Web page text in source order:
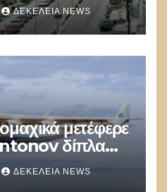
σε Έλληνα
ΔΕΚΈΛΕΙΑ NEWS
μετέφερε
δίπλα
το drone στη
ΔΕΚΈΛΕΙΑ NEWS